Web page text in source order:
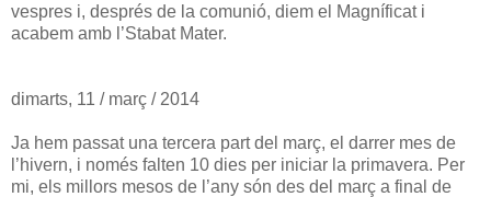
vespres i, després de la comunió, diem el Magníficat i
acabem amb l’Stabat Mater.
dimarts, 11 / març / 2014
Ja hem passat una tercera part del març, el darrer mes de
l’hivern, i només falten 10 dies per iniciar la primavera. Per
mi, els millors mesos de l’any són des del març a final de